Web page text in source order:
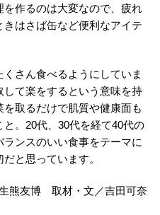
作るのは大変なので、疲れ
はさば缶など便利なアイテ
さん食べるようにしていま
て楽をするという意味を持
取るだけで肌質や健康面も
。20代、30代を経て40代の
ンスのいい食事をテーマに
と思っています。
熊友博 取材・文／吉田可奈